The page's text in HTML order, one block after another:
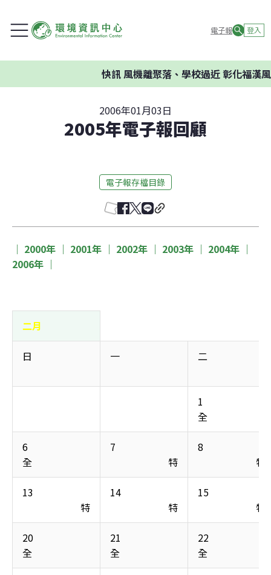
電子報 登入
快訊風機離聚落、學校過近 彰化福漢
2006年01月03日
2005年電子報回顧
電子報存檔目錄
｜ 2000年 ｜ 2001年 ｜ 2002年 ｜ 2003年 ｜ 2004年 ｜
2006年 ｜
二月
日 一 二
1
全
6
全
7
                        特
8
                        特
13
                        特
14
                        特
15
                        特
20
全
21
全
22
全